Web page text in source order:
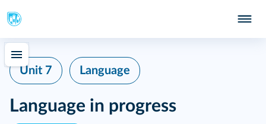
Unit 7 Language
Language in progress